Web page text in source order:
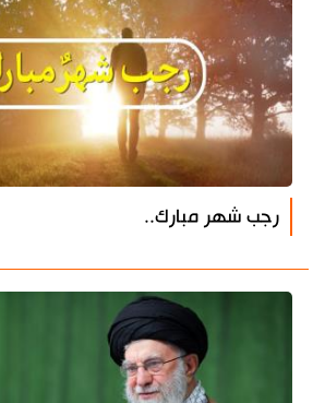
رجب شهر مبارك..